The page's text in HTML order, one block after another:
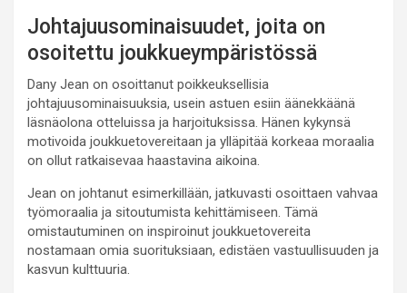
Johtajuusominaisuudet, joita on
osoitettu joukkueympäristössä
Dany Jean on osoittanut poikkeuksellisia
johtajuusominaisuuksia, usein astuen esiin äänekkäänä
läsnäolona otteluissa ja harjoituksissa. Hänen kykynsä
motivoida joukkuetovereitaan ja ylläpitää korkeaa moraalia
on ollut ratkaisevaa haastavina aikoina.
Jean on johtanut esimerkillään, jatkuvasti osoittaen vahvaa
työmoraalia ja sitoutumista kehittämiseen. Tämä
omistautuminen on inspiroinut joukkuetovereita
nostamaan omia suorituksiaan, edistäen vastuullisuuden ja
kasvun kulttuuria.